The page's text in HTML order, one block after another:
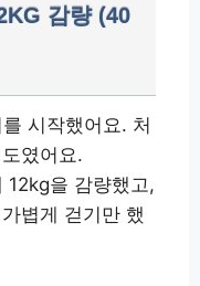
감량 (40
시작했어요. 처
였어요.
12kg을 감량했고,
볍게 걷기만 했